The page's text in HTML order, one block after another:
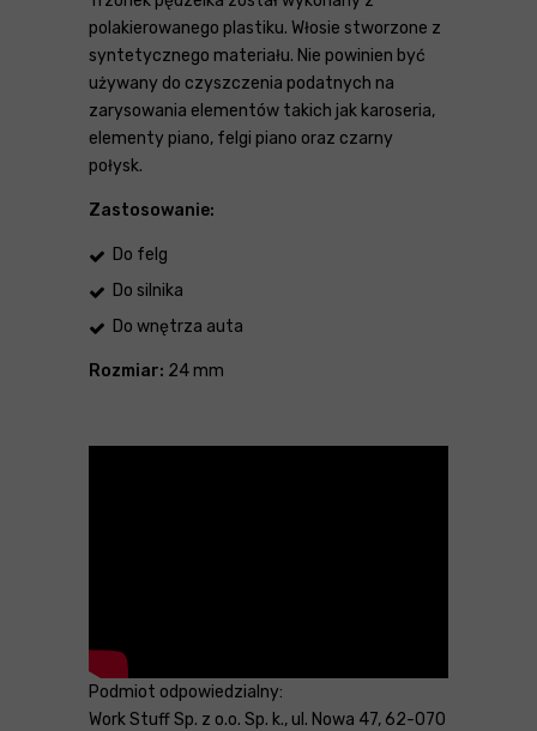
polakierowanego plastiku. Włosie stworzone z
syntetycznego materiału. Nie powinien być
używany do czyszczenia podatnych na
zarysowania elementów takich jak karoseria,
elementy piano, felgi piano oraz czarny
połysk.
Zastosowanie:
Do felg
Do silnika
Do wnętrza auta
Rozmiar: 24 mm
Podmiot odpowiedzialny:
Work Stuff Sp. z o.o. Sp. k., ul. Nowa 47, 62-070